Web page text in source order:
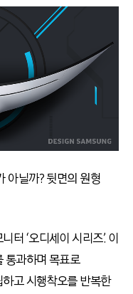
아닐까? 뒷면의 원형
터 ‘오디세이 시리즈’. 이
통과하며 목표로
고 시행착오를 반복한